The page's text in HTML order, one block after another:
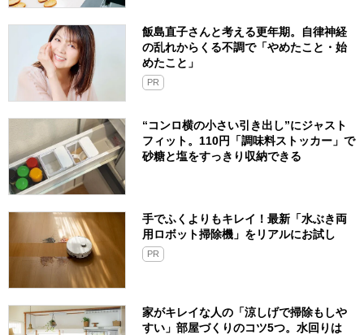
飯島直子さんと考える更年期。自律神経
の乱れからくる不調で「やめたこと・始
めたこと」
PR
“コンロ横の小さい引き出し”にジャスト
フィット。110円「調味料ストッカー」で
砂糖と塩をすっきり収納できる
手でふくよりもキレイ！最新「水ぶき両
用ロボット掃除機」をリアルにお試し
PR
家がキレイな人の「涼しげで掃除もしや
すい」部屋づくりのコツ5つ。水回りは